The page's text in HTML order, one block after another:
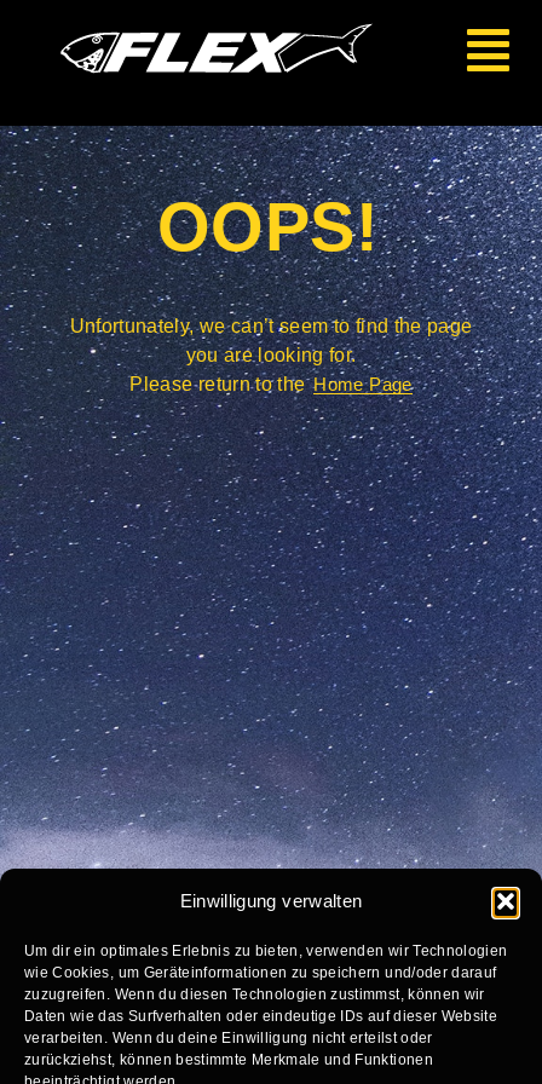
Einwilligung verwalten
Um dir ein optimales Erlebnis zu bieten, verwenden wir Technologien
wie Cookies, um Geräteinformationen zu speichern und/oder darauf
zuzugreifen. Wenn du diesen Technologien zustimmst, können wir
Daten wie das Surfverhalten oder eindeutige IDs auf dieser Website
verarbeiten. Wenn du deine Einwilligung nicht erteilst oder
zurückziehst, können bestimmte Merkmale und Funktionen
OOPS!
Unfortunately, we can’t seem to find the page
you are looking for.
Please return to the Home Page